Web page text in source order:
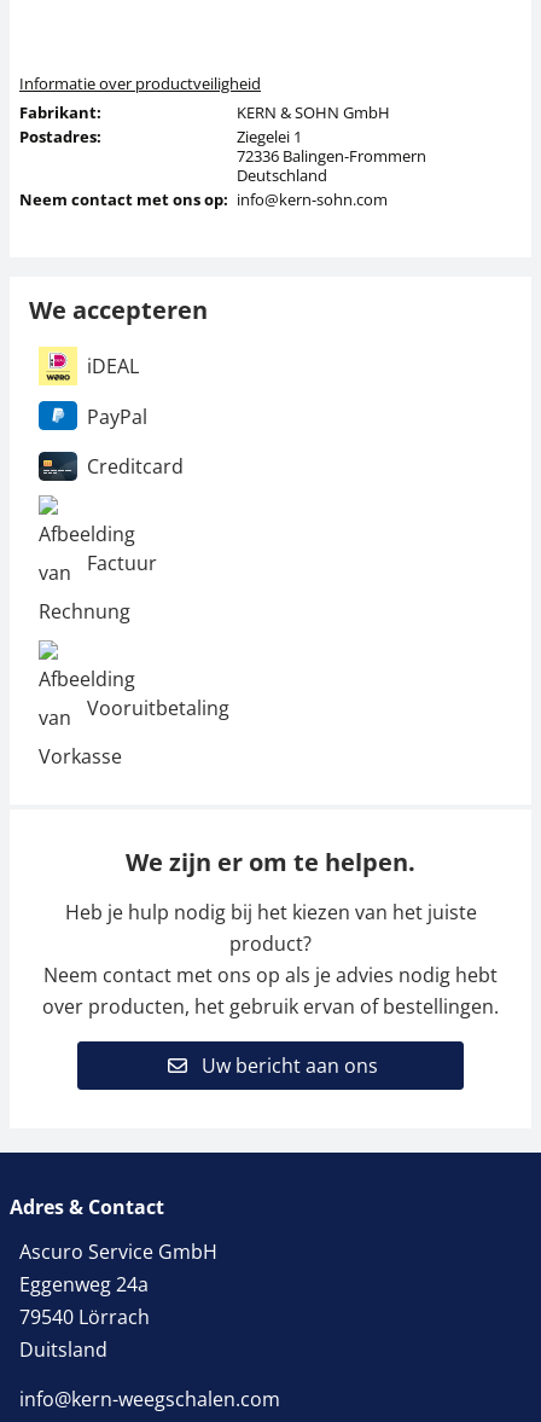
Informatie over productveiligheid
Fabrikant:
KERN & SOHN GmbH
Postadres:
Ziegelei 1
72336 Balingen-Frommern
Deutschland
Neem contact met ons op: info@kern-sohn.com
We accepteren
iDEAL
PayPal
Creditcard
Factuur
Vooruitbetaling
We zijn er om te helpen.
Heb je hulp nodig bij het kiezen van het juiste
product?
Neem contact met ons op als je advies nodig hebt
over producten, het gebruik ervan of bestellingen.
Uw bericht aan ons
Adres & Contact
Ascuro Service GmbH
Eggenweg 24a
79540 Lörrach
Duitsland
info@kern-weegschalen.com